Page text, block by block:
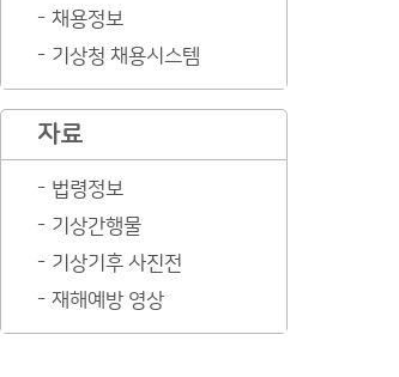
채용정보
기상청 채용시스템
자료
법령정보
기상간행물
기상기후 사진전
재해예방 영상